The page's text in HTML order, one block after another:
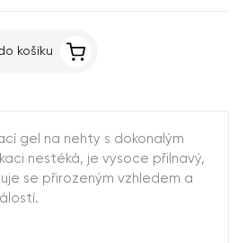
košíku
gel na nehty s dokonalým
nestéká, je vysoce přilnavý,
se přirozeným vzhledem a